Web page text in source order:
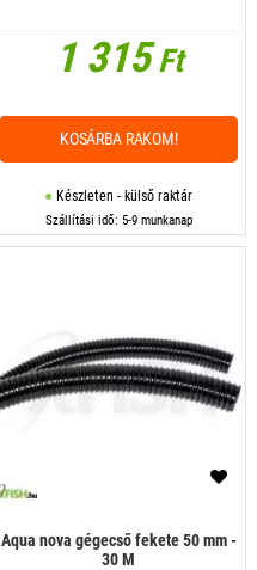
1 315Ft
Készleten - külső raktár
Szállítási idő: 5-9 munkanap
KOSÁRBA RAKOM!
Aqua nova gégecső fekete 50 mm -
30 M